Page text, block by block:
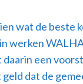
wat de beste
een
dat de